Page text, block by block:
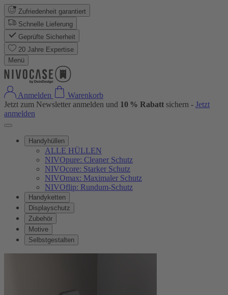
Zufriedenheit garantiert
Schnelle Lieferung
Geprüfte Sicherheit
20 Jahre Expertise
Menü
Anmelden
Warenkorb
Jetzt zum Newsletter anmelden und 10 % Rabatt sichern - Jetzt
anmelden
Handyhüllen
ALLE HÜLLEN
NIVOpure: Cleaner Schutz
NIVOcore: Starker Schutz
NIVOmax: Maximaler Schutz
NIVOflip: Rundum-Schutz
Handyketten
Displayschutz
Zubehör
Motive
Selbstgestalten